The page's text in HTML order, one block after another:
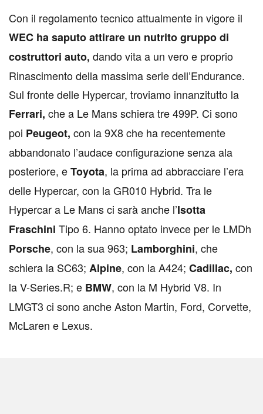
Con il regolamento tecnico attualmente in vigore il
WEC ha saputo attirare un nutrito gruppo di
costruttori auto, dando vita a un vero e proprio
Rinascimento della massima serie dell’Endurance.
Sul fronte delle Hypercar, troviamo innanzitutto la
Ferrari, che a Le Mans schiera tre 499P. Ci sono
poi Peugeot, con la 9X8 che ha recentemente
abbandonato l’audace configurazione senza ala
posteriore, eToyota, la prima ad abbracciare l’era
delle Hypercar, con la GR010 Hybrid. Tra le
Hypercar a Le Mans ci sarà anche l’Isotta
Fraschini Tipo 6. Hanno optato invece per le LMDh
Porsche, con la sua 963; Lamborghini, che
schiera la SC63; Alpine, con la A424; Cadillac, con
la V-Series.R; e BMW, con la M Hybrid V8. In
LMGT3 ci sono anche Aston Martin, Ford, Corvette,
McLaren e Lexus.